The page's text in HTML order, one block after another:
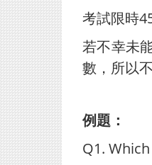
考試限時
若不幸未
數，所以
例題：
Q1.